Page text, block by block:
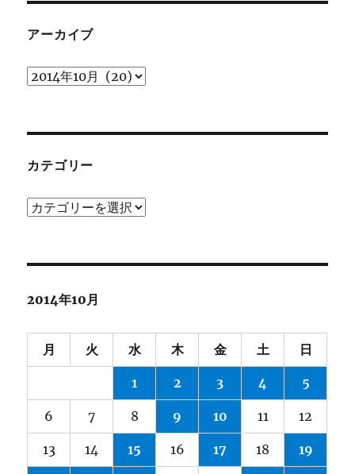
アーカイブ
ア
ブ
カテゴリー
カ
ー
2014年10月
月 火 水 木 金 土 日
1 2 3 4 5
6 7 8 9 10 11 12
13 14 15 16 17 18 19